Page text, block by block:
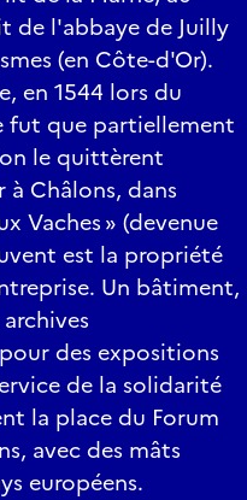
de l'abbaye de Juilly
(en Côte-d'Or).
en 1544 lors du
fut que partiellement
le quittèrent
Châlons, dans
Vaches » (devenue
est la propriété
Un bâtiment,
des expositions
de la solidarité
la place du Forum
avec des mâts
européens.